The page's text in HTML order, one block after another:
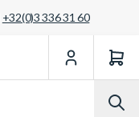
+32(0)3 336 31 60